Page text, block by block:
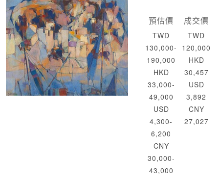
預估價
TWD
130,000-
190,000
HKD
33,000-
49,000
USD
4,300-
6,200
CNY
30,000-
43,000
成交價
TWD
120,000
HKD
30,457
USD
3,892
CNY
27,027